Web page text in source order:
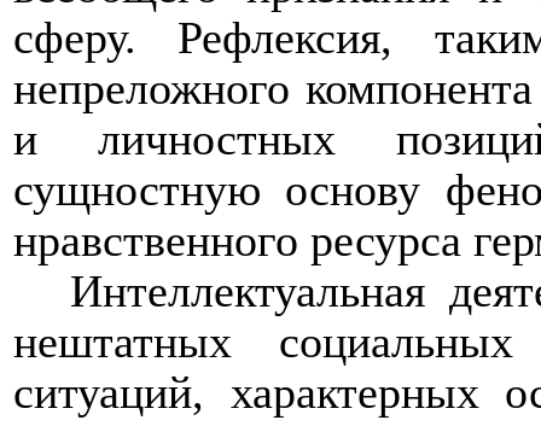
сферу. Рефлексия,
непреложного
и личностных
сущностную основу
нравственного ресурса
Интеллектуальная
нештатных социальных
ситуаций,